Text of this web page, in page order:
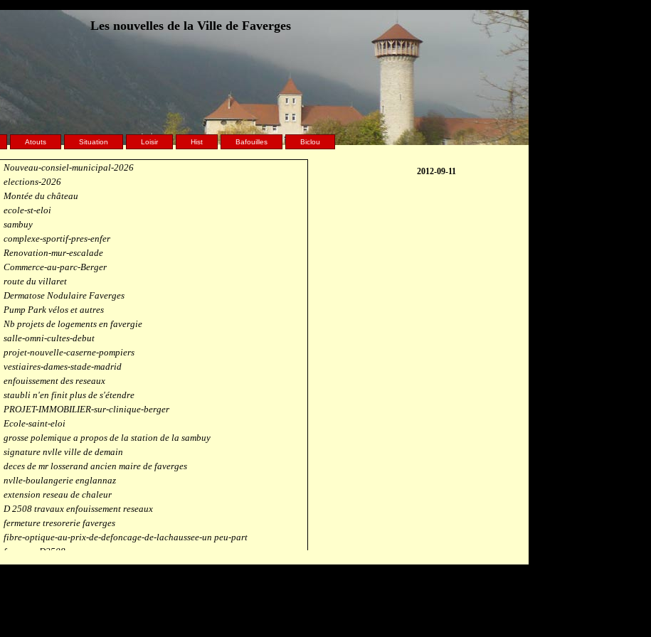
Les nouvelles de la Ville de Faverges
Atouts Situation Loisir Hist Bafouilles Biclou
Nouveau-consiel-municipal-2026
elections-2026
Montée du château
ecole-st-eloi
sambuy
complexe-sportif-pres-enfer
Renovation-mur-escalade
Commerce-au-parc-Berger
route du villaret
Dermatose Nodulaire Faverges
Pump Park vélos et autres
Nb projets de logements en favergie
salle-omni-cultes-debut
projet-nouvelle-caserne-pompiers
vestiaires-dames-stade-madrid
enfouissement des reseaux
staubli n'en finit plus de s'étendre
PROJET-IMMOBILIER-sur-clinique-berger
Ecole-saint-eloi
grosse polemique a propos de la station de la sambuy
signature nvlle ville de demain
deces de mr losserand ancien maire de faverges
nvlle-boulangerie englannaz
extension reseau de chaleur
D 2508 travaux enfouissement reseaux
fermeture tresorerie faverges
fibre-optique-au-prix-de-defoncage-de-lachaussee-un peu-part
faverges-D2508
staubli
2012-09-11